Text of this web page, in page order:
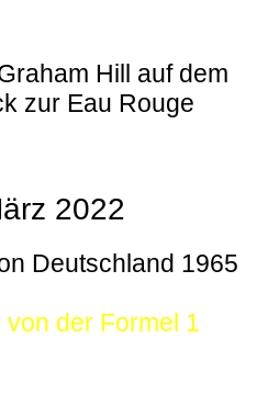
Hill auf dem
zur Eau Rouge
2022
Deutschland 1965
von der Formel 1